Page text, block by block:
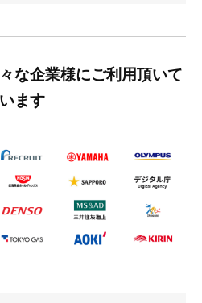
な企業様にご利用頂いて
います